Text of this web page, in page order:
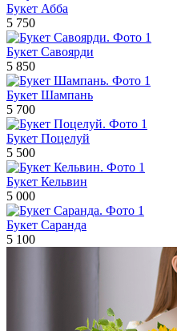
Букет Абба
5 750
Букет Савоярди
5 850
Букет Шампань
5 700
Букет Поцелуй
5 500
Букет Кельвин
5 000
Букет Саранда
5 100